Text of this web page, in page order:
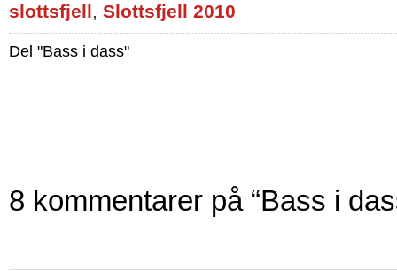
slottsfjell, Slottsfjell 2010
Del "Bass i dass"
8 kommentarer på “Bass i